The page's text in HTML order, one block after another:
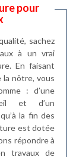
pour
sachez
à un vrai
En faisant
la nôtre, vous
: d’une
et d’un
la fin des
est dotée
répondre à
travaux de